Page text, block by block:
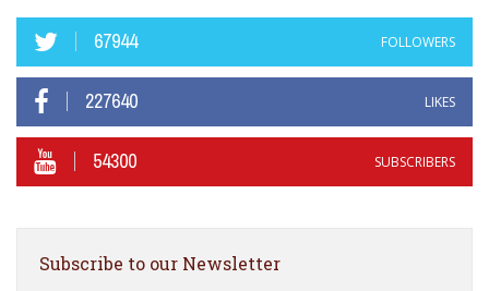
67944 FOLLOWERS
227640 LIKES
54300 SUBSCRIBERS
Subscribe to our Newsletter